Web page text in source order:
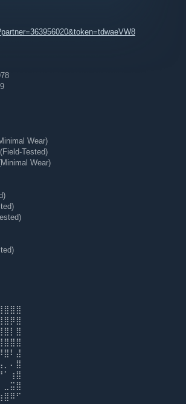
Wear)
Tested)
Wear)